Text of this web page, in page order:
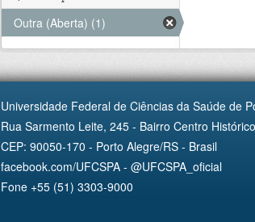
Outra (Aberta) (1)
Universidade Federal de Ciências da Saúde de
Rua Sarmento Leite, 245 - Bairro Centro Histórico
CEP: 90050-170 - Porto Alegre/RS - Brasil
facebook.com/UFCSPA - @UFCSPA_oficial
Fone +55 (51) 3303-9000